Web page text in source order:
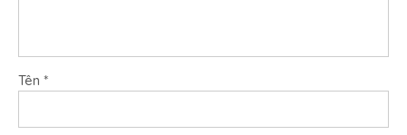
Tên *